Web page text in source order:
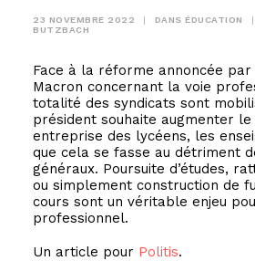
23 NOVEMBRE 2022 | DANS ÉDUCATION |
BUTZBACH
Face à la réforme annoncée par
Macron concernant la voie
totalité des syndicats sont
président souhaite augmenter
entreprise des lycéens, les
que cela se fasse au détriment
généraux. Poursuite d’études,
ou simplement construction de
cours sont un véritable enjeu
professionnel.
Un article pour Politis.